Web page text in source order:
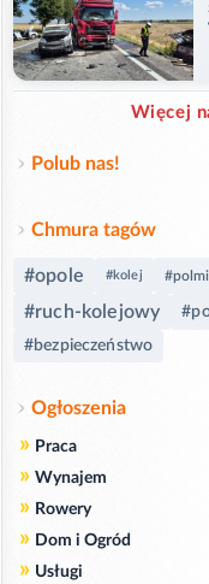
Więcej
Polub nas!
Chmura tagów
#opole #kolej
#ruch-kolejowy
#bezpieczeństwo
Ogłoszenia
» Praca
» Wynajem
» Rowery
» Dom i Ogród
» Usługi